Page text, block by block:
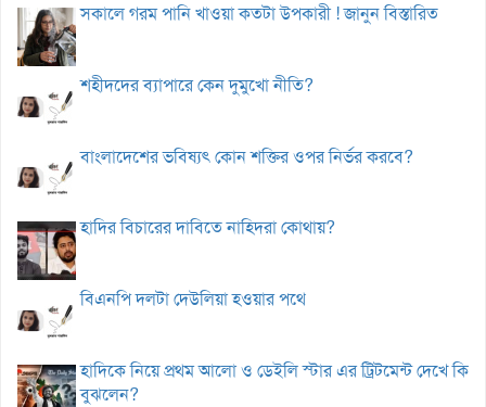
সকালে গরম পানি খাওয়া কতটা উপকারী ! জানুন বিস্তারিত
শহীদদের ব্যাপারে কেন দুমুখো নীতি?
বাংলাদেশের ভবিষ্যৎ কোন শক্তির ওপর নির্ভর করবে?
হাদির বিচারের দাবিতে নাহিদরা কোথায়?
বিএনপি দলটা দেউলিয়া হওয়ার পথে
হাদিকে নিয়ে প্রথম আলো ও ডেইলি স্টার এর ট্রিটমেন্ট দেখে কি
বুঝলেন?